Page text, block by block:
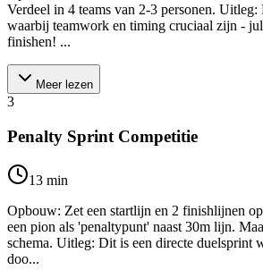
Verdeel in 4 teams van 2-3 personen. Uitleg:
waarbij teamwork en timing cruciaal zijn -
finishen! ...
Meer lezen
3
Penalty Sprint Competitie
13 min
Opbouw: Zet een startlijn en 2 finishlijnen
een pion als 'penaltypunt' naast 30m lijn.
schema. Uitleg: Dit is een directe duelsprint
doo...